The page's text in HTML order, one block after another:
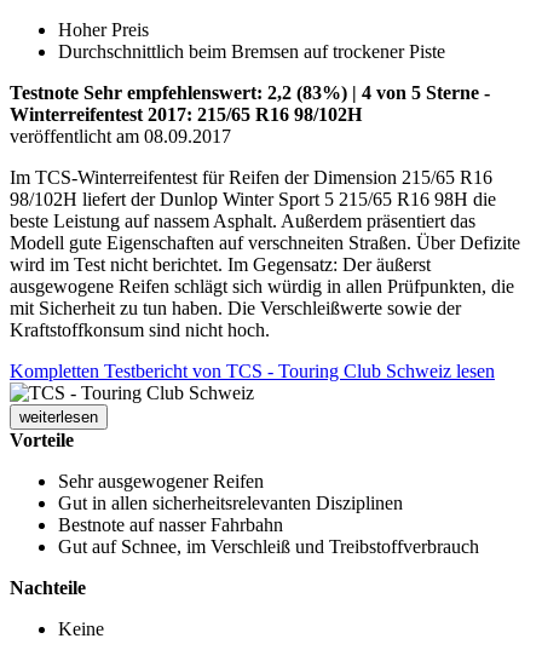
Hoher Preis
Durchschnittlich beim Bremsen auf trockener Piste
Testnote Sehr empfehlenswert: 2,2 (83%) | 4 von 5 Sterne -
Winterreifentest 2017: 215/65 R16 98/102H
veröffentlicht am 08.09.2017
Im TCS-Winterreifentest für Reifen der Dimension 215/65 R16
98/102H liefert der Dunlop Winter Sport 5 215/65 R16 98H die
beste Leistung auf nassem Asphalt. Außerdem präsentiert das
Modell gute Eigenschaften auf verschneiten Straßen. Über Defizite
wird im Test nicht berichtet. Im Gegensatz: Der äußerst
ausgewogene Reifen schlägt sich würdig in allen Prüfpunkten, die
mit Sicherheit zu tun haben. Die Verschleißwerte sowie der
Kraftstoffkonsum sind nicht hoch.
Kompletten Testbericht von TCS - Touring Club Schweiz lesen
weiterlesen
Vorteile
Sehr ausgewogener Reifen
Gut in allen sicherheitsrelevanten Disziplinen
Bestnote auf nasser Fahrbahn
Gut auf Schnee, im Verschleiß und Treibstoffverbrauch
Nachteile
Keine